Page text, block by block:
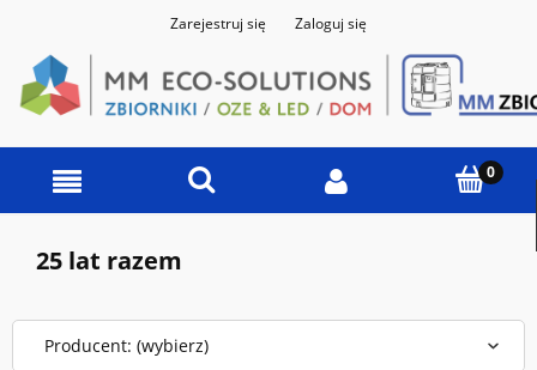
Zarejestruj się Zaloguj się
25 lat razem
Producent: (wybierz)